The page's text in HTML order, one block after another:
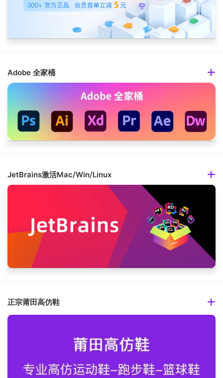
Adobe 全家桶
JetBrains激活Mac/Win/Linux
正宗莆田高仿鞋